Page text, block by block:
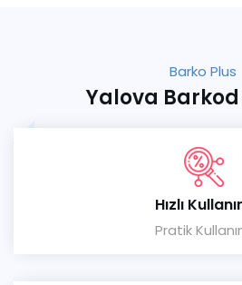
Barko Plus
Yalova
Hızlı
Pratik